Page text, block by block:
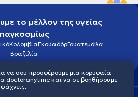
το μέλλον της υγείας
παγκοσμίως
ΚολομβίαΕκουαδόρΓουατεμάλα
Βραζιλία
να σου προσφέρουμε μια κορυφαία
doctoranytime και να σε βοηθήσουμε